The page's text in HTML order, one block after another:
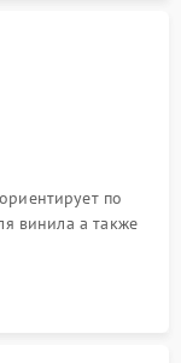
по
винила а также